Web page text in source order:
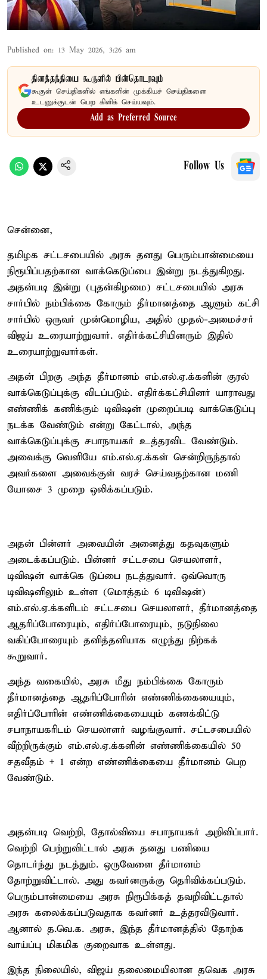
Published on: 13 May 2026, 3:26 am
தினத்தந்தியை கூகுளில் பின்தொடரவும்
கூகுள் செய்திகளில் எங்களின் முக்கியச் செய்திகளை
உடனுக்குடன் பெற கிளிக் செய்யவும்.
Add as Preferred Source
Follow Us
சென்னை,
தமிழக சட்டசபையில் அரசு தனது பெரும்பான்மையை
நிரூபிப்பதற்கான வாக்கெடுப்பை இன்று நடத்துகிறது.
அதன்படி இன்று (புதன்கிழமை) சட்டசபையில் அரசு
சார்பில் நம்பிக்கை கோரும் தீர்மானத்தை ஆளும் கட்சி
சார்பில் ஒருவர் முன்மொழிய, அதில் முதல்-அமைச்சர்
விஜய் உரையாற்றுவார். எதிர்க்கட்சியினரும் இதில்
உரையாற்றுவார்கள்.
அதன் பிறகு அந்த தீர்மானம் எம்.எல்.ஏ.க்களின் குரல்
வாக்கெடுப்புக்கு விடப்படும். எதிர்க்கட்சியினர் யாராவது
எண்ணிக் கணிக்கும் டிவிஷன் முறைப்படி வாக்கெடுப்பு
நடக்க வேண்டும் என்று கேட்டால், அந்த
வாக்கெடுப்புக்கு சபாநாயகர் உத்தரவிட வேண்டும்.
அவைக்கு வெளியே எம்.எல்.ஏ.க்கள் சென்றிருந்தால்
அவர்களை அவைக்குள் வரச் செய்வதற்கான மணி
யோசை 3 முறை ஒலிக்கப்படும்.
அதன் பின்னர் அவையின் அனைத்து கதவுகளும்
அடைக்கப்படும். பின்னர் சட்டசபை செயலாளர்,
டிவிஷன் வாக்கெ டுப்பை நடத்துவார். ஒவ்வொரு
டிவிஷனிலும் உள்ள (மொத்தம் 6 டிவிஷன்)
எம்.எல்.ஏ.க்களிடம் சட்டசபை செயலாளர், தீர்மானத்தை
ஆதரிப்போரையும், எதிர்ப்போரையும், நடுநிலை
வகிப்போரையும் தனித்தனியாக எழுந்து நிற்கக்
கூறுவார்.
அந்த வகையில், அரசு மீது நம்பிக்கை கோரும்
தீர்மானத்தை ஆதரிப்போரின் எண்ணிக்கையையும்,
எதிர்ப்போரின் எண்ணிக்கையையும் கணக்கிட்டு
சபாநாயகரிடம் செயலாளர் வழங்குவார். சட்டசபையில்
வீற்றிருக்கும் எம்.எல்.ஏ.க்களின் எண்ணிக்கையில் 50
சதவீதம் + 1 என்ற எண்ணிக்கையை தீர்மானம் பெற
வேண்டும்.
அதன்படி வெற்றி, தோல்வியை சபாநாயகர் அறிவிப்பார்.
வெற்றி பெற்றுவிட்டால் அரசு தனது பணியை
தொடர்ந்து நடத்தும். ஒருவேளை தீர்மானம்
தோற்றுவிட்டால். அது கவர்னருக்கு தெரிவிக்கப்படும்.
பெரும்பான்மையை அரசு நிரூபிக்கத் தவறிவிட்டதால்
அரசு கலைக்கப்படுவதாக கவர்னர் உத்தரவிடுவார்.
ஆனால் த.வெ.க. அரசு, இந்த தீர்மானத்தில் தோற்க
வாய்ப்பு மிகமிக குறைவாக உள்ளது.
இந்த நிலையில், விஜய் தலைமையிலான தவெக அரசு